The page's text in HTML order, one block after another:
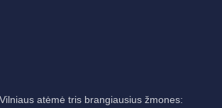
atėmė tris brangiausius žmones: